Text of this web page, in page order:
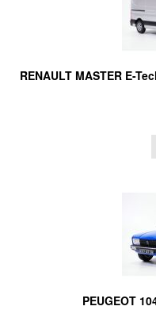
RENAULT MASTER E-
PEUGEOT